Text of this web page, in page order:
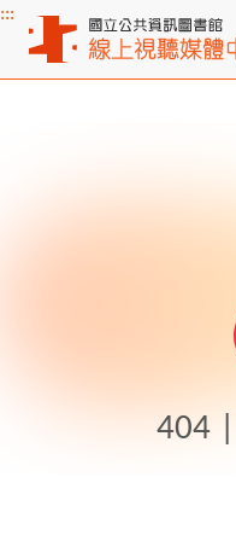
主要內容區塊
:::
404